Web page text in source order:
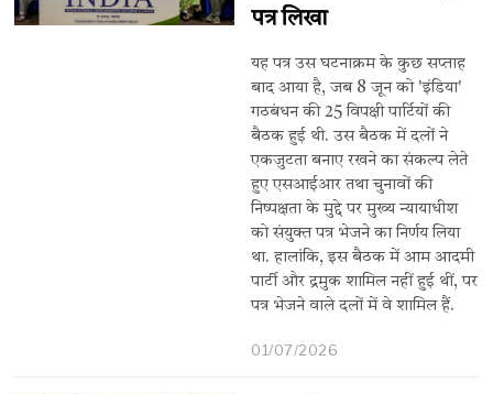
पत्र लिखा
यह पत्र उस घटनाक्रम के कुछ सप्ताह
बाद आया है, जब 8 जून को 'इंडिया'
गठबंधन की 25 विपक्षी पार्टियों की
बैठक हुई थी. उस बैठक में दलों ने
एकजुटता बनाए रखने का संकल्प लेते
हुए एसआईआर तथा चुनावों की
निष्पक्षता के मुद्दे पर मुख्य न्यायाधीश
को संयुक्त पत्र भेजने का निर्णय लिया
था. हालांकि, इस बैठक में आम आदमी
पार्टी और द्रमुक शामिल नहीं हुई थीं, पर
पत्र भेजने वाले दलों में वे शामिल हैं.
01/07/2026